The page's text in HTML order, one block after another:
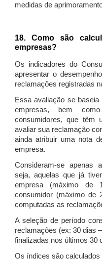
medidas de
18. Como são
empresas?
Os indicadores do
apresentar o
reclamações registradas
Essa avaliação se
empresas, bem
consumidores, que têm
avaliar sua reclamação
ainda atribuir uma nota
empresa.
Consideram-se apenas
seja, aquelas que já
empresa (máximo
consumidor (máximo de
computadas as
A seleção de período
reclamações (ex: 30 dias
finalizadas nos últimos 30
Os índices são calculados